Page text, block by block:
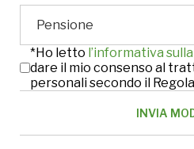
*Ho letto l’informativa
dare il mio consenso al
personali secondo il